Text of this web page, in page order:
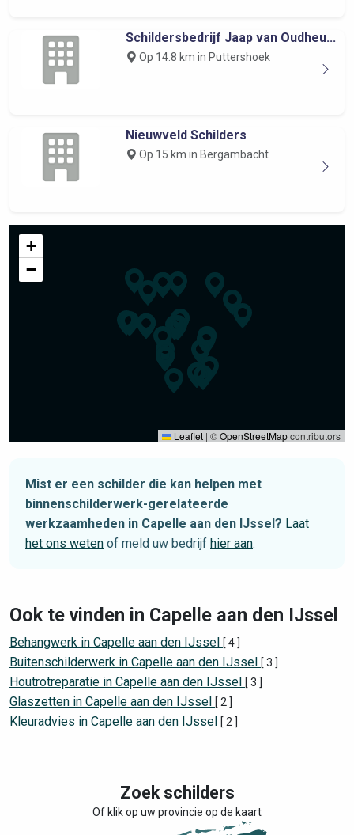
Schildersbedrijf Jaap van Oudheu...
Op 14.8 km in Puttershoek
Nieuwveld Schilders
Op 15 km in Bergambacht
+
−
Leaflet | ©OpenStreetMapcontributors
Mist er een schilder die kan helpen met
binnenschilderwerk-gerelateerde
werkzaamheden in Capelle aan den IJssel? Laat
het ons weten of meld uw bedrijf hier aan.
Ook te vinden in Capelle aan den IJssel
Behangwerk in Capelle aan den IJssel [ 4 ]
Buitenschilderwerk in Capelle aan den IJssel [ 3 ]
Houtrotreparatie in Capelle aan den IJssel [ 3 ]
Glaszetten in Capelle aan den IJssel [ 2 ]
Kleuradvies in Capelle aan den IJssel [ 2 ]
Zoek schilders
Of klik op uw provincie op de kaart